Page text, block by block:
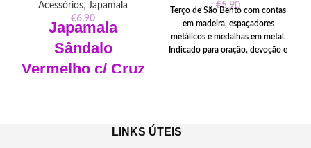
Acessórios, Japamala
€6.90
Japamala
Sândalo
Vermelho c/ Cruz
Nó Budista ou Nó Eterno.
€5.90
Terço de São Bento com contas
em madeira, espaçadores
metálicos e medalhas em metal.
Indicado para oração, devoção e
LINKS ÚTEIS